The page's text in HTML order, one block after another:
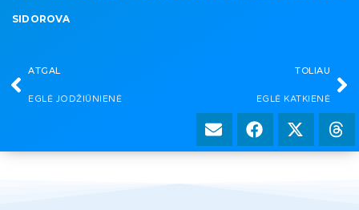
SIDOROVA
ATGAL
EGLĖ JODŽIŪNIENĖ
TOLIAU
EGLĖ KATKIENĖ